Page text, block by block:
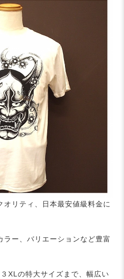
オリティ、日本最安値級料金に
ー、バリエーションなど豊富
XLの特大サイズまで、幅広い